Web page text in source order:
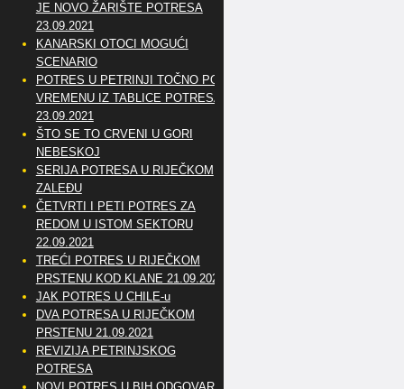
JE NOVO ŽARIŠTE POTRESA
23.09.2021
KANARSKI OTOCI MOGUĆI
SCENARIO
POTRES U PETRINJI TOČNO PO
VREMENU IZ TABLICE POTRESA
23.09.2021
ŠTO SE TO CRVENI U GORI
NEBESKOJ
SERIJA POTRESA U RIJEČKOM
ZALEĐU
ČETVRTI I PETI POTRES ZA
REDOM U ISTOM SEKTORU
22.09.2021
TREĆI POTRES U RIJEČKOM
PRSTENU KOD KLANE 21.09.2021
JAK POTRES U CHILE-u
DVA POTRESA U RIJEČKOM
PRSTENU 21.09.2021
REVIZIJA PETRINJSKOG
POTRESA